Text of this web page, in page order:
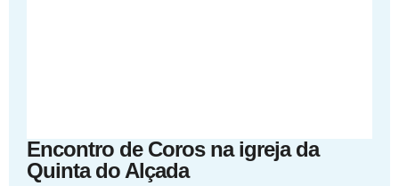
Encontro de Coros na igreja da
Quinta do Alçada